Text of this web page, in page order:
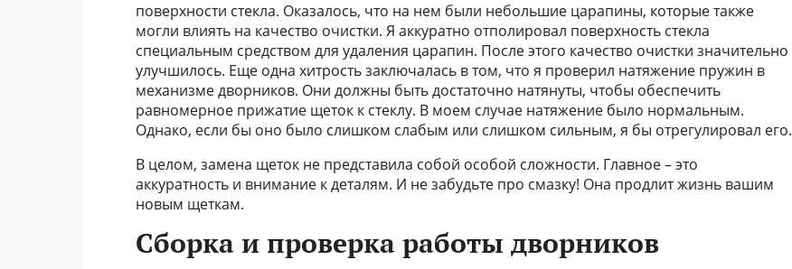
поверхности стекла. Оказалось, что на нем были небольшие царапины, которые также
могли влиять на качество очистки. Я аккуратно отполировал поверхность стекла
специальным средством для удаления царапин. После этого качество очистки значительно
улучшилось. Еще одна хитрость заключалась в том, что я проверил натяжение пружин в
механизме дворников. Они должны быть достаточно натянуты, чтобы обеспечить
равномерное прижатие щеток к стеклу. В моем случае натяжение было нормальным.
Однако, если бы оно было слишком слабым или слишком сильным, я бы отрегулировал его.
В целом, замена щеток не представила собой особой сложности. Главное – это
аккуратность и внимание к деталям. И не забудьте про смазку! Она продлит жизнь вашим
новым щеткам.
Сборка и проверка работы дворников